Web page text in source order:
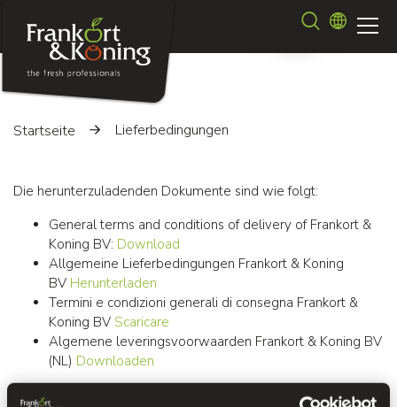
Inhalt
Suche
Startseite Lieferbedingungen
Die herunterzuladenden Dokumente sind wie folgt:
General terms and conditions of delivery of Frankort &
Koning BV: Download
Allgemeine Lieferbedingungen Frankort & Koning
BV Herunterladen
Termini e condizioni generali di consegna Frankort &
Koning BV Scaricare
Algemene leveringsvoorwaarden Frankort & Koning BV
(NL) Downloaden